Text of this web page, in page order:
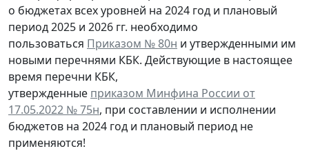
о бюджетах всех уровней на 2024 год и плановый
период 2025 и 2026 гг. необходимо
пользоваться Приказом № 80н и утвержденными им
новыми перечнями КБК. Действующие в настоящее
время перечни КБК,
утвержденные приказом Минфина России от
17.05.2022 № 75н, при составлении и исполнении
бюджетов на 2024 год и плановый период не
применяются!